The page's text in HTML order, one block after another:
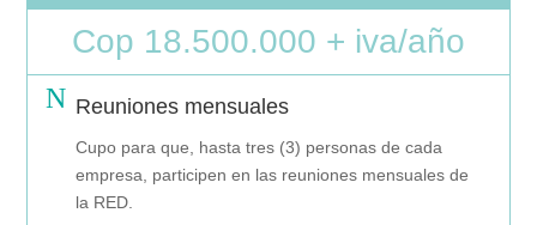
Cop 18.500.000 + iva/año
N Reuniones mensuales
Cupo para que, hasta tres (3) personas de cada
empresa, participen en las reuniones mensuales de
la RED.